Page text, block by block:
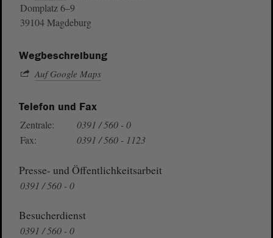
Domplatz 6–9
39104 Magdeburg
Wegbeschreibung
Auf Google Maps
Telefon und Fax
Zentrale:
0391 / 560 - 0
Fax:
0391 / 560 - 1123
Presse- und Öffentlichkeitsarbeit
0391 / 560 - 0
Besucherdienst
0391 / 560 - 0